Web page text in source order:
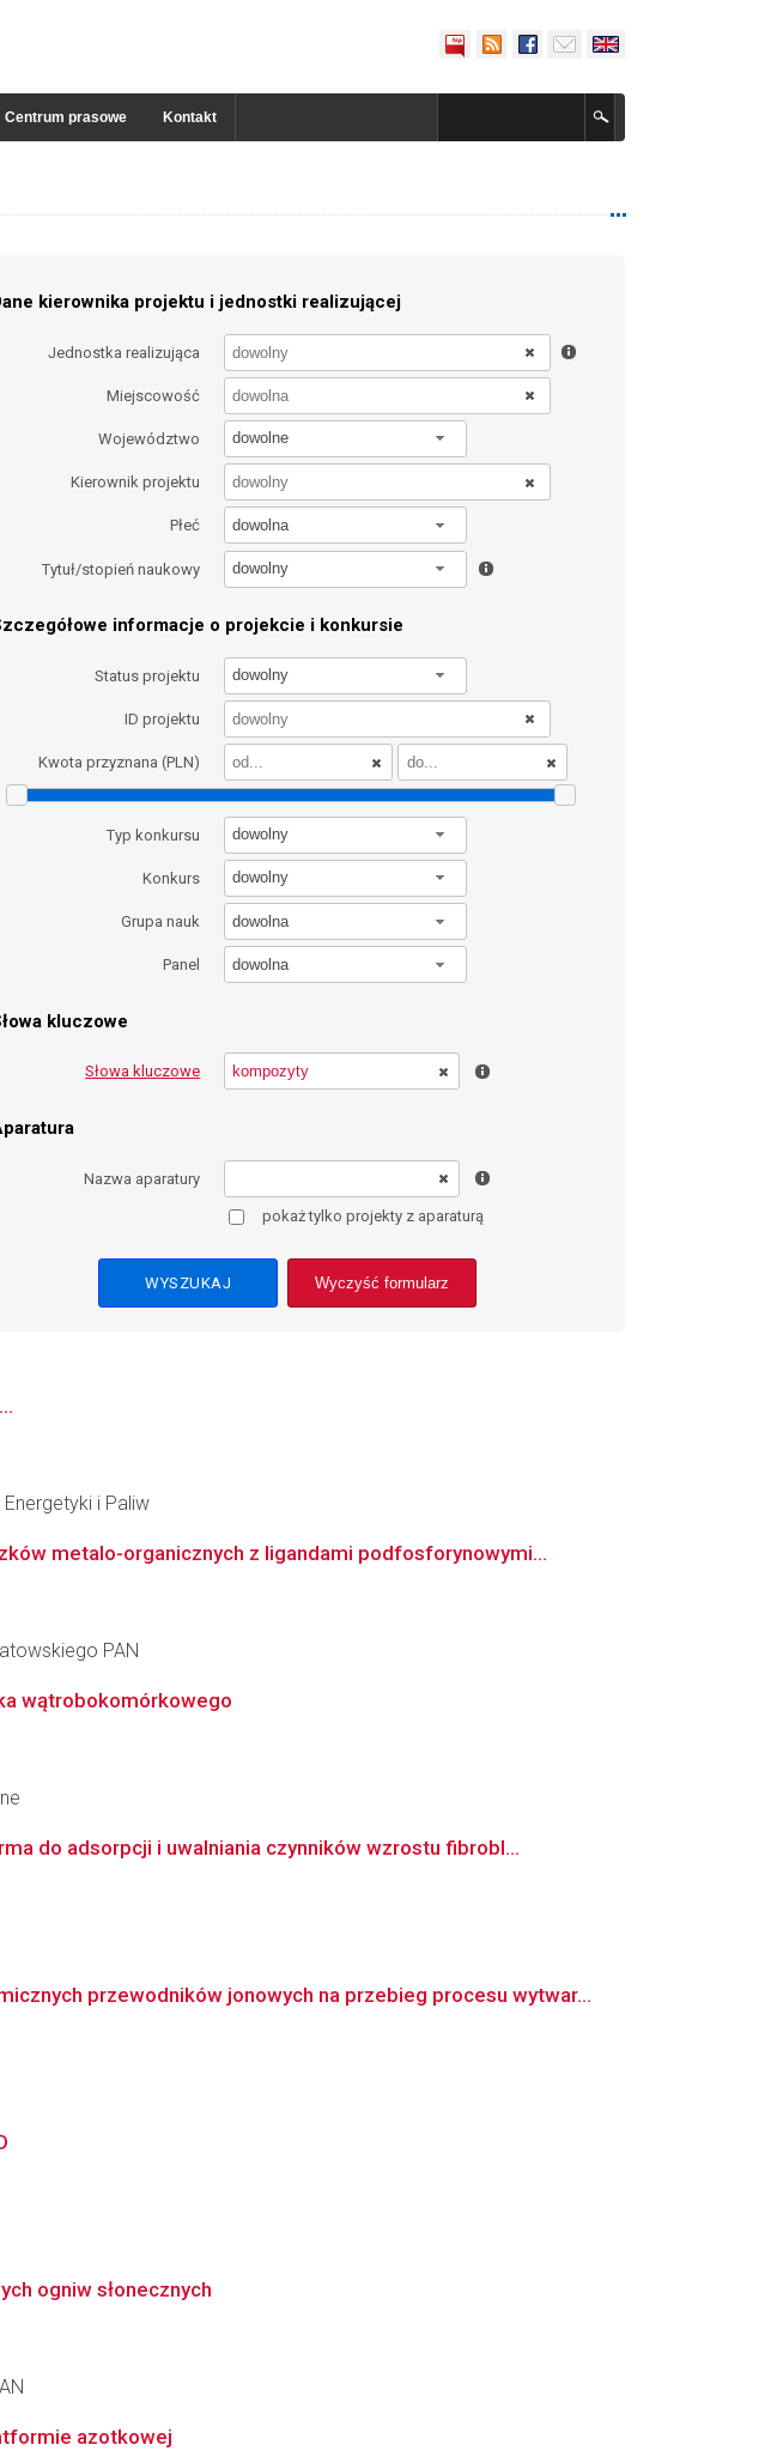
Centrum prasowe Kontakt
kierownika projektu i jednostki realizującej
Jednostka realizująca
Miejscowość
Województwo dowolne
Kierownik projektu
Płeć dowolna
Tytuł/stopień naukowy dowolny
informacje o projekcie i konkursie
Status projektu dowolny
ID projektu
Kwota przyznana (PLN)
Typ konkursu dowolny
Konkurs dowolny
Grupa nauk dowolna
Panel dowolna
kluczowe
Słowa kluczowe
Nazwa aparatury
pokaż tylko projekty z aparaturą
Wyczyść formularz
i Paliw
metalo-organicznych z ligandami podfosforynowymi...
PAN
wątrobokomórkowego
do adsorpcji i uwalniania czynników wzrostu fibrobl...
przewodników jonowych na przebieg procesu wytwar...
ogniw słonecznych
azotkowej